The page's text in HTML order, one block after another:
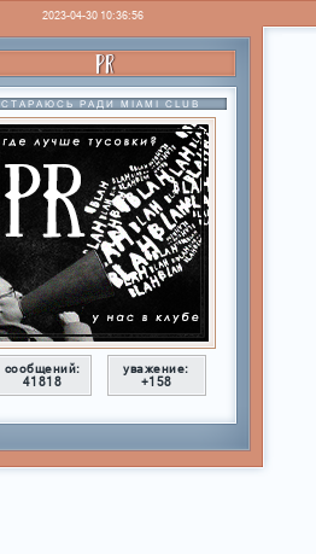
2023-04-30 10:36:56
PR
СТАРАЮСЬ РАДИ MIAMI CLUB
сообщений:
41818
уважение:
+158